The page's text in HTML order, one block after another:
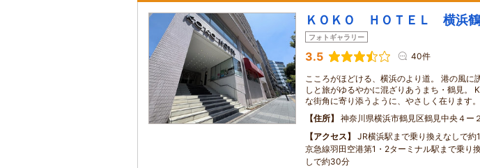
ＫＯＫＯ ＨＯＴＥＬ 横浜
フォトギャラリー
3.5 40件
こころがほどける、横浜のより道。 港の風に
しと旅がゆるやかに混ざりあうまち・鶴見。
な街角に寄り添うように、やさしく在ります。
住所
神奈川県横浜市鶴見区鶴見中央４ー
アクセス
JR横浜駅まで乗り換えなしで約
京急線羽田空港第1・2ターミナル駅まで乗り
しで約30分